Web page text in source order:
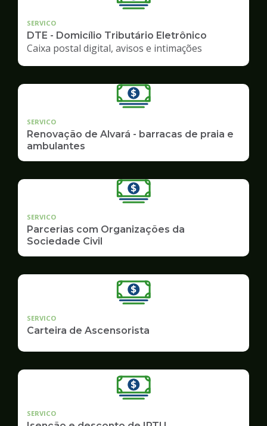
SERVICO
DTE - Domicílio Tributário Eletrônico
Caixa postal digital, avisos e intimações
SERVICO
Renovação de Alvará - barracas de praia e
ambulantes
SERVICO
Parcerias com Organizações da
Sociedade Civil
SERVICO
Carteira de Ascensorista
SERVICO